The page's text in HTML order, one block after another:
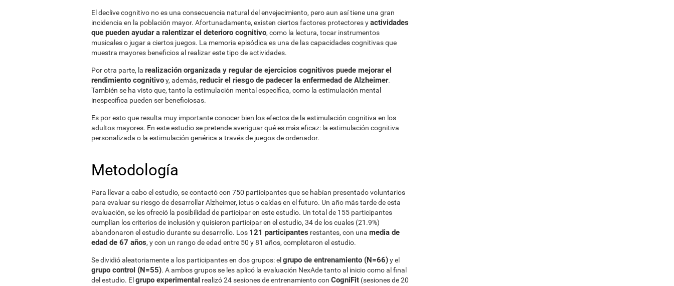
El declive cognitivo no es una consecuencia natural del envejecimiento, pero aun así tiene una gran
incidencia en la población mayor. Afortunadamente, existen ciertos factores protectores yactividades
que pueden ayudar a ralentizar el deterioro cognitivo, como la lectura, tocar instrumentos
musicales o jugar a ciertos juegos. La memoria episódica es una de las capacidades cognitivas que
muestra mayores beneficios al realizar este tipo de actividades.
Por otra parte, la realización organizada y regular de ejercicios cognitivos puede mejorar el
rendimiento cognitivoy, además, reducir el riesgo de padecer la enfermedad de Alzheimer.
También se ha visto que, tanto la estimulación mental específica, como la estimulación mental
inespecífica pueden ser beneficiosas.
Es por esto que resulta muy importante conocer bien los efectos de la estimulación cognitiva en los
adultos mayores. En este estudio se pretende averiguar qué es más eficaz: la estimulación cognitiva
personalizada o la estimulación genérica a través de juegos de ordenador.
Metodología
Para llevar a cabo el estudio, se contactó con 750 participantes que se habían presentado voluntarios
para evaluar su riesgo de desarrollar Alzheimer, ictus o caídas en el futuro. Un año más tarde de esta
evaluación, se les ofreció la posibilidad de participar en este estudio. Un total de 155 participantes
cumplían los criterios de inclusión y quisieron participar en el estudio, 34 de los cuales (21.9%)
abandonaron el estudio durante su desarrollo. Los 121 participantes restantes, con una media de
edad de 67 años, y con un rango de edad entre 50 y 81 años, completaron el estudio.
Se dividió aleatoriamente a los participantes en dos grupos: el grupo de entrenamiento (N=66)y el
grupo control (N=55). A ambos grupos se les aplicó la evaluación NexAde tanto al inicio como al final
del estudio. El grupo experimental realizó 24 sesiones de entrenamiento con CogniFit (sesiones de 20